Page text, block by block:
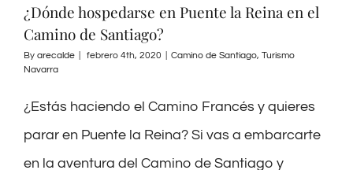
¿Dónde hospedarse en Puente la Reina en el
Camino de Santiago?
By arecalde febrero 4th, 2020 Camino de Santiago, Turismo
Navarra
¿Estás haciendo el Camino Francés y quieres
parar en Puente la Reina? Si vas a embarcarte
en la aventura del Camino de Santiago y